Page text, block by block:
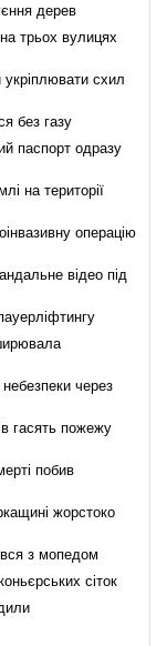
дерев
трьох вулицях
схил
без газу
паспорт одразу
на території
операцію
відео під
через
гасять пожежу
побив
жорстоко
з мопедом
сіток